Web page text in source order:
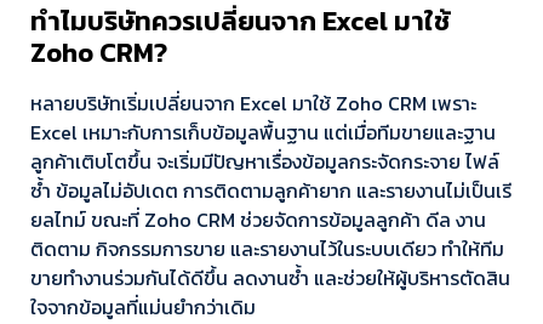
ทำไมบริษัทควรเปลี่ยนจาก Excel มาใช้
Zoho CRM?
หลายบริษัทเริ่มเปลี่ยนจาก Excel มาใช้ Zoho CRM เพราะ
Excel เหมาะกับการเก็บข้อมูลพื้นฐาน แต่เมื่อทีมขายและฐาน
ลูกค้าเติบโตขึ้น จะเริ่มมีปัญหาเรื่องข้อมูลกระจัดกระจาย ไฟล์
ซ้ำ ข้อมูลไม่อัปเดต การติดตามลูกค้ายาก และรายงานไม่เป็นเรี
ยลไทม์ ขณะที่ Zoho CRM ช่วยจัดการข้อมูลลูกค้า ดีล งาน
ติดตาม กิจกรรมการขาย และรายงานไว้ในระบบเดียว ทำให้ทีม
ขายทำงานร่วมกันได้ดีขึ้น ลดงานซ้ำ และช่วยให้ผู้บริหารตัดสิน
ใจจากข้อมูลที่แม่นยำกว่าเดิม